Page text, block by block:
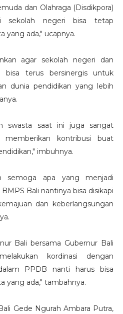
dan Olahraga (Disdikpora)
sekolah negeri bisa tetap
yang ada," ucapnya.
agar sekolah negeri dan
bisa terus bersinergis untuk
dunia pendidikan yang lebih
swasta saat ini juga sangat
memberikan kontribusi buat
imbuhnya.
semoga apa yang menjadi
Bali nantinya bisa disikapi
dan keberlangsungan
Bali bersama Gubernur Bali
kordinasi dengan
PPDB nanti harus bisa
yang ada," tambahnya.
Gede Ngurah Ambara Putra,